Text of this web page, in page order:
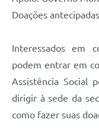
Doações antecipadas
Interessados em
podem entrar em
Assistência Social
dirigir à sede da
como fazer suas